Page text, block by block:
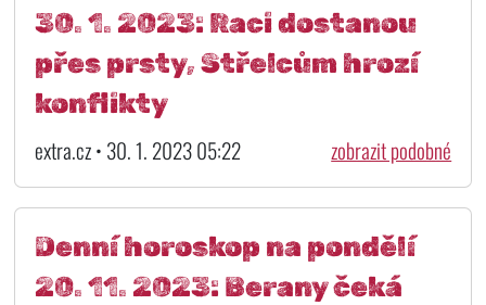
30. 1. 2023: Raci dostanou
přes prsty, Střelcům hrozí
konflikty
extra.cz • 30. 1. 2023 05:22 zobrazit podobné
Denní horoskop na pondělí
20. 11. 2023: Berany čeká